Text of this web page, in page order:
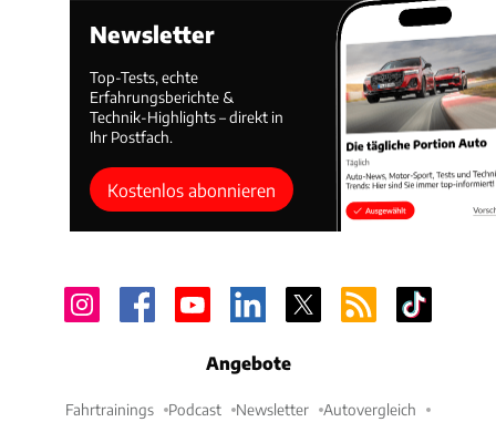
Newsletter
Top-Tests, echte
Erfahrungsberichte &
Technik-Highlights – direkt in
Ihr Postfach.
Kostenlos abonnieren
Angebote
Fahrtrainings Podcast Newsletter Autovergleich